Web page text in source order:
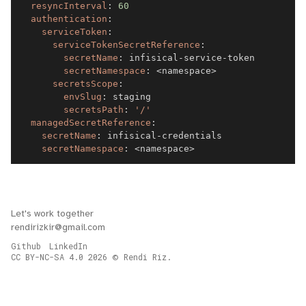
resyncInterval :
60
authentication :
serviceToken :
serviceTokenSecretReference :
secretName : infisical - service -
secretNamespace : <namespace>
secretsScope :
envSlug :
secretsPath :
'/'
managedSecretReference :
secretName : infisical -
secretNamespace : <namespace>
rendirizkir@gmail.com
Let's work together
CC BY-NC-SA 4.0 2026 © Rendi Riz.
Github LinkedIn